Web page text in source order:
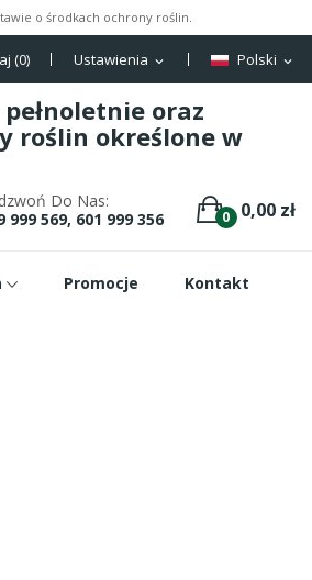
o środkach ochrony roślin.
Polski expand_more
Ustawienia expand_more
(0)
oraz
roślin określone w
0 0,00 zł
Do Nas:
999 569, 601 999 356
Promocje Kontakt